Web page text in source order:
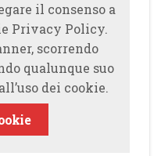
il consenso a
Privacy Policy.
scorrendo
qualunque suo
dei cookie.